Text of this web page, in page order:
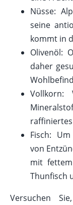
Nüsse:
seine
kommt in
Olivenöl:
daher
Fisch:
von
mit
Thunfisch
Versuchen